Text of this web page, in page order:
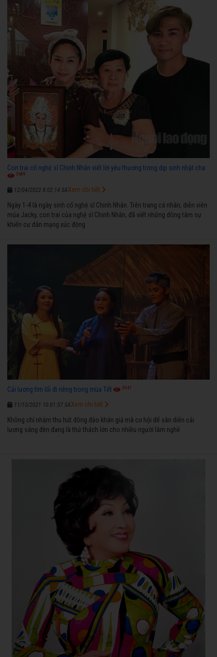
diễn”.
Con trai cố nghệ sĩ Chinh Nhân viết lời yêu thương trong dịp sinh nhật cha
3689
12/04/2022 8:02:14 SA
Ngày 1-4 là ngày sinh cố nghệ sĩ Chinh Nhân. Trên trang cá nhân, diễn viên
múa Jacky, con trai của nghệ sĩ Chinh Nhân, đã viết những dòng tâm sự
khiến cư dân mạng xúc động
Xem chi tiết
Cải lương tìm lối đi riêng trong mùa Tết 3947
11/10/2021 10:01:57 SA
Không chỉ nhằm thu hút đông đảo khán giả mà cơ hội để sàn diễn cải
lương sáng đèn đang là thử thách lớn cho nhiều người làm nghề
Xem chi tiết